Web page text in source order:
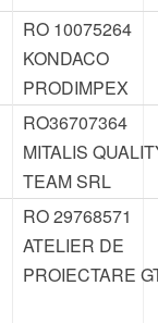
RO 10075264
KONDACO
PRODIMPEX
RO36707364
MITALIS
TEAM SRL
RO 29768571
ATELIER DE
PROIECTARE